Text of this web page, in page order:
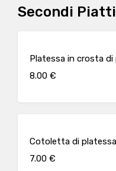
Secondi
Platessa in crosta
8.00 €
Cotoletta di platessa
7.00 €